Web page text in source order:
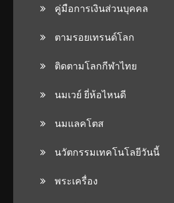
คู่มือการเงินส่วนบุคคล
ตามรอยเทรนด์โลก
ติดตามโลกกีฬาไทย
นมเวย์ ยี่ห้อไหนดี
นมแลคโตส
นวัตกรรมเทคโนโลยีวันนี้
พระเครื่อง